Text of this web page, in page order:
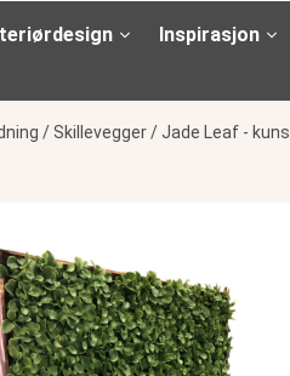
Inspirasjon
/Skillevegger/ Jade Leaf -